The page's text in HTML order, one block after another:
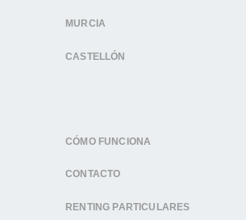
MURCIA
CASTELLÓN
CÓMO FUNCIONA
CONTACTO
RENTING PARTICULARES